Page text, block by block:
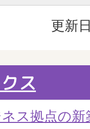
更新
ス
ネス拠点の